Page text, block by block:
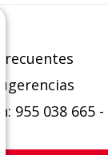
955 038 665 -